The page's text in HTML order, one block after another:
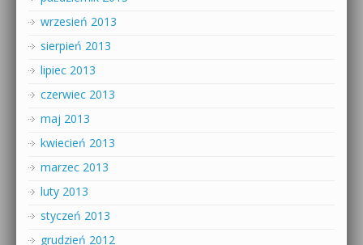
wrzesień 2013
sierpień 2013
lipiec 2013
czerwiec 2013
maj 2013
kwiecień 2013
marzec 2013
luty 2013
styczeń 2013
grudzień 2012